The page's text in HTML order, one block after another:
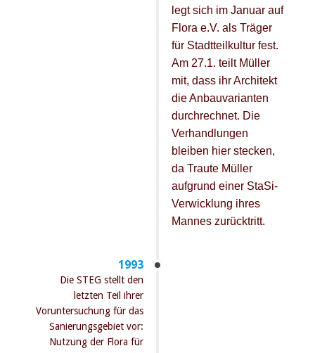
legt sich im Januar auf
Flora e.V. als Träger
für Stadtteilkultur fest.
Am 27.1. teilt Müller
mit, dass ihr Architekt
die Anbauvarianten
durchrechnet. Die
Verhandlungen
bleiben hier stecken,
da Traute Müller
aufgrund einer StaSi-
Verwicklung ihres
Mannes zurücktritt.
1993
Die STEG stellt den
letzten Teil ihrer
Voruntersuchung für das
Sanierungsgebiet vor:
Nutzung der Flora für